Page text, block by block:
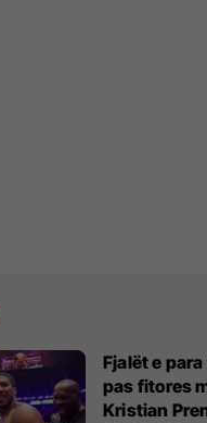
Fjalët e
pas fitores
Kristian